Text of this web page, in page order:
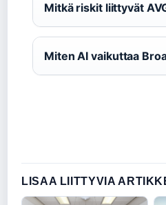
Mitkä riskit liittyvät
Miten AI vaikuttaa
LISAA LIITTYVIA